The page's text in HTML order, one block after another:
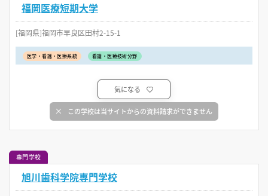
福岡医療短期大学
[福岡県]福岡市早良区田村2-15-1
医学・看護・医療系統 看護・医療技術分野
気になる
この学校は当サイトからの資料請求ができません
専門学校
旭川歯科学院専門学校